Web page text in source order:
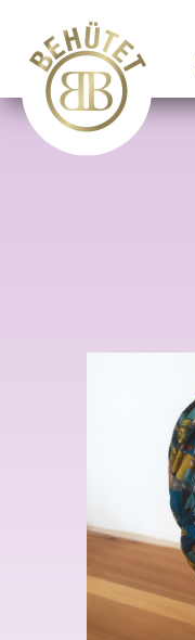
Inhalt
springen